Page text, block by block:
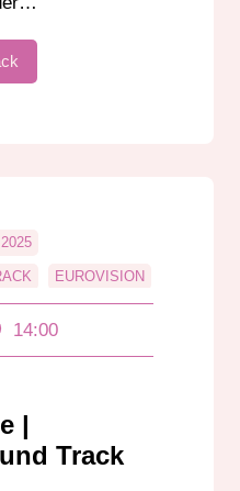
EUROVISION
14:00
|
Track